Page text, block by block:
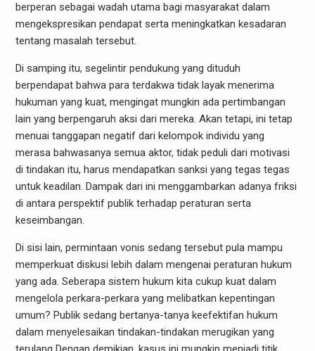
berperan sebagai wadah utama bagi masyarakat dalam
mengekspresikan pendapat serta meningkatkan kesadaran
tentang masalah tersebut.
Di samping itu, segelintir pendukung yang dituduh
berpendapat bahwa para terdakwa tidak layak menerima
hukuman yang kuat, mengingat mungkin ada pertimbangan
lain yang berpengaruh aksi dari mereka. Akan tetapi, ini tetap
menuai tanggapan negatif dari kelompok individu yang
merasa bahwasanya semua aktor, tidak peduli dari motivasi
di tindakan itu, harus mendapatkan sanksi yang tegas tegas
untuk keadilan. Dampak dari ini menggambarkan adanya friksi
di antara perspektif publik terhadap peraturan serta
keseimbangan.
Di sisi lain, permintaan vonis sedang tersebut pula mampu
memperkuat diskusi lebih dalam mengenai peraturan hukum
yang ada. Seberapa sistem hukum kita cukup kuat dalam
mengelola perkara-perkara yang melibatkan kepentingan
umum? Publik sedang bertanya-tanya keefektifan hukum
dalam menyelesaikan tindakan-tindakan merugikan yang